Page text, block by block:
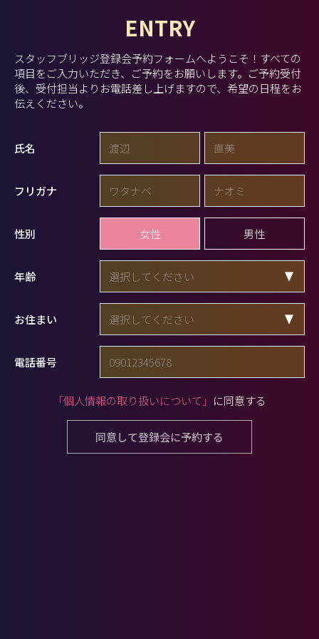
ENTRY
スタッフブリッジ登録会予約フォームへようこそ！ すべての
項目をご入力いただき、ご予約をお願いします。 ご予約受付
後、受付担当よりお電話差し上げますので、希望の日程をお
伝えください。
氏名
フリガナ
性別 女性 男性
年齢
お住まい
電話番号
「個人情報の取り扱いについて」 に同意する
同意して登録会に予約する